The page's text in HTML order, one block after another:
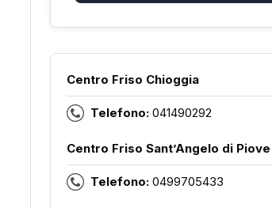
Centro Friso Chioggia
Telefono: 041490292
Centro Friso Sant’Angelo di
Telefono: 0499705433